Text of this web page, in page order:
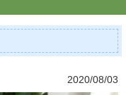
2020/08/03